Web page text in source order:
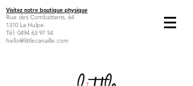
Visitez notre boutique physique
Rue des Combattants, 64
1310 La Hulpe
Tél: 0494 63 97 54
hello@littlecanaille.com